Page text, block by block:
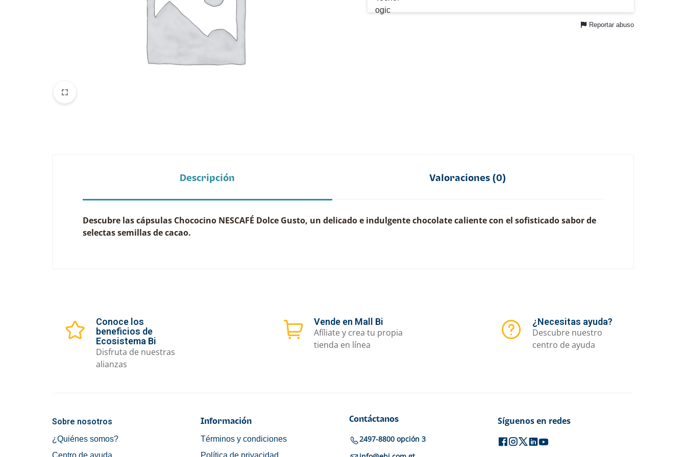
Reportar abuso
Descripción Valoraciones (0)
Descubre las cápsulas Chococino NESCAFÉ Dolce Gusto, un delicado e indulgente chocolate caliente con el sofisticado sabor de
selectas semillas de cacao.
Conoce los
beneficios de
Ecosistema Bi
Disfruta de nuestras
alianzas
Vende en Mall Bi
Afíliate y crea tu propia
tienda en línea
¿Necesitas ayuda?
Descubre nuestro
centro de ayuda
Sobre nosotros
¿Quiénes somos?
Información
Términos y condiciones
Contáctanos
2497-8800 opción 3
Síguenos en redes